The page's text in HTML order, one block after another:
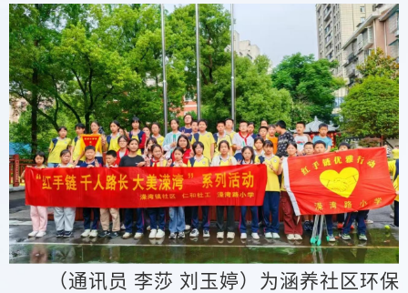
（通讯员 李莎 刘玉婷）为涵养社区环保